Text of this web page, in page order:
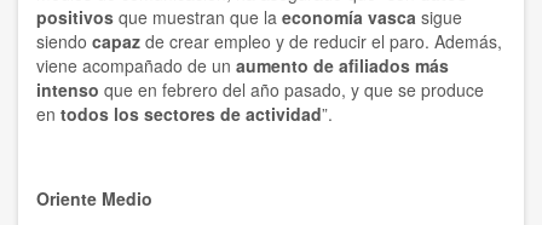
positivos que muestran que la economía vasca sigue
siendo capaz de crear empleo y de reducir el paro. Además,
viene acompañado de un aumento de afiliados más
intenso que en febrero del año pasado, y que se produce
en todos los sectores de actividad”.
Oriente Medio